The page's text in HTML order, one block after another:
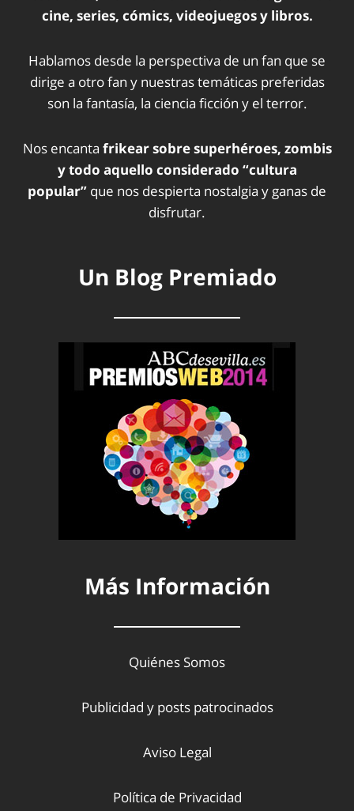
cine, series, cómics, videojuegos y libros.
Hablamos desde la perspectiva de un fan que se
dirige a otro fan y nuestras temáticas preferidas
son la fantasía, la ciencia ficción y el terror.
Nos encanta frikear sobre superhéroes, zombis
y todo aquello considerado “cultura
popular” que nos despierta nostalgia y ganas de
disfrutar.
Un Blog Premiado
Más Información
Quiénes Somos
Publicidad y posts patrocinados
Aviso Legal
Política de Privacidad